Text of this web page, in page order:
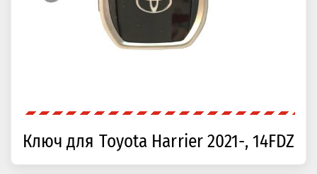
Ключ для Toyota Harrier 2021-, 14FDZ